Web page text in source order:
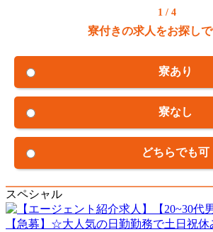
1 / 4
寮付きの求人をお探し
寮あり
寮なし
どちらでも可
スペシャル